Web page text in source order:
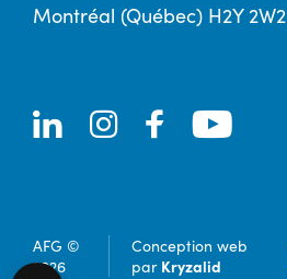
Montréal (Québec) H2Y 2W2
AFG ©
2026
Conception web
par Kryzalid